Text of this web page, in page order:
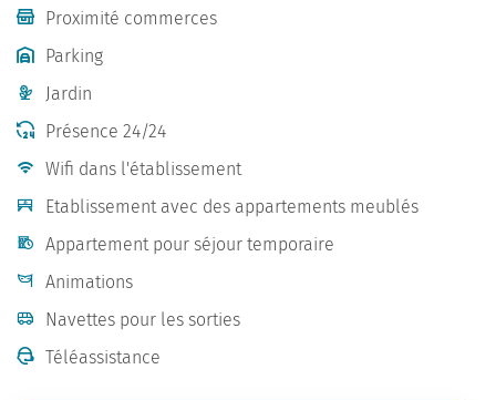
Proximité commerces
Parking
Jardin
Présence 24/24
Wifi dans l'établissement
Etablissement avec des appartements meublés
Appartement pour séjour temporaire
Animations
Navettes pour les sorties
Téléassistance